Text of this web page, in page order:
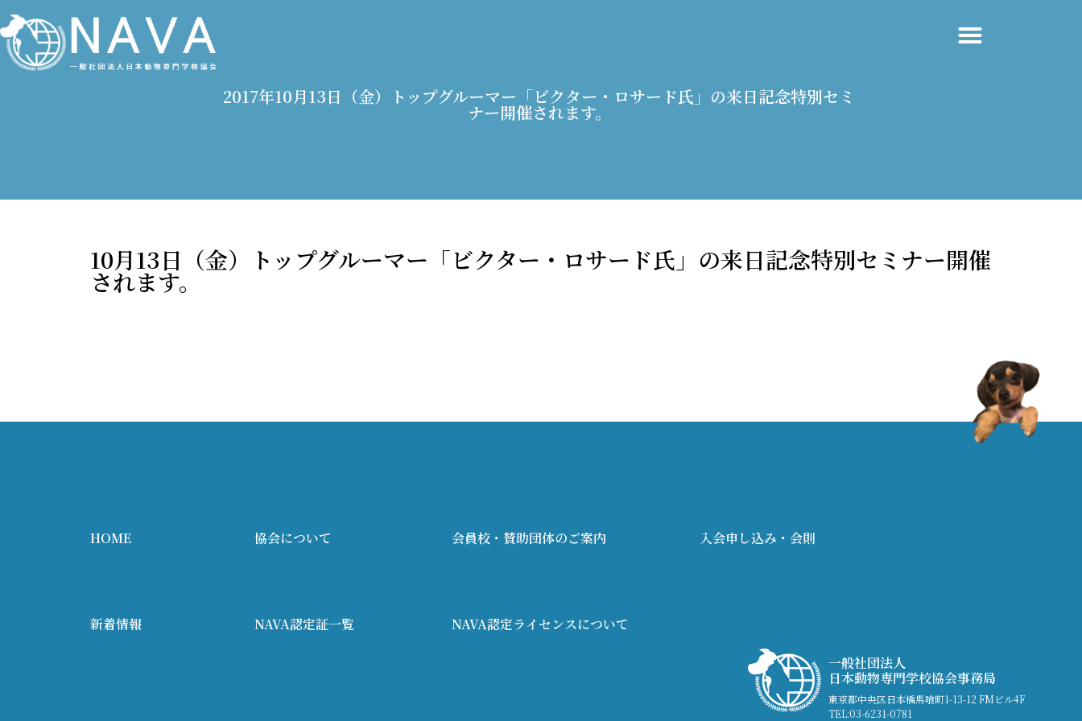
2017年10月13日（金）トップグルーマー「ビクター・ロサード氏」の来日記念特別セミ
ナー開催されます。
10月13日（金）トップグルーマー「ビクター・ロサード氏」の来日記念特別セミナー開催
されます。
HOME
新着情報
協会について
NAVA認定証一覧
会員校・賛助団体のご案内
NAVA認定ライセンスについて
入会申し込み・会則
一般社団法人
日本動物専門学校協会事務局
東京都中央区日本橋馬喰町1-13-12 FMビル4F
TEL:03-6231-0781